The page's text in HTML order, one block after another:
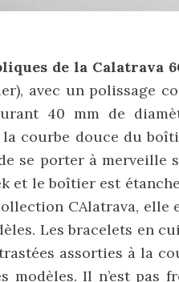
de la Calatrava
avec un polissage
40 mm de
la courbe douce du
se porter à merveille
et le boîtier est
CAlatrava, elle
Les bracelets en
assorties à la
modèles. Il n’est pas